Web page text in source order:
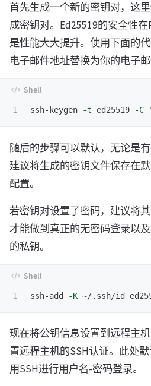
首先生成一个新的密钥对，这
成密钥对。Ed25519的安全性
是性能大大提升。使用下面的
电子邮件地址替换为你的电子邮
ssh-keygen -t ed25519 -C
随后的步骤可以默认，无论是
建议将生成的密钥文件保存在
配置。
若密钥对设置了密码，建议将
才能做到真正的无密码登录以
的私钥。
ssh-add -K
现在将公钥信息设置到远程主
置远程主机的SSH认证。此处
用SSH进行用户名-密码登录。